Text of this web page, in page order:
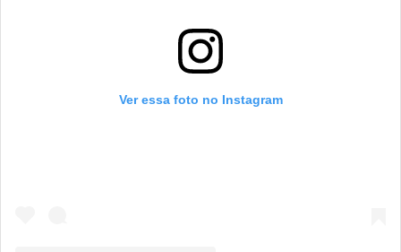
Ver essa foto no Instagram